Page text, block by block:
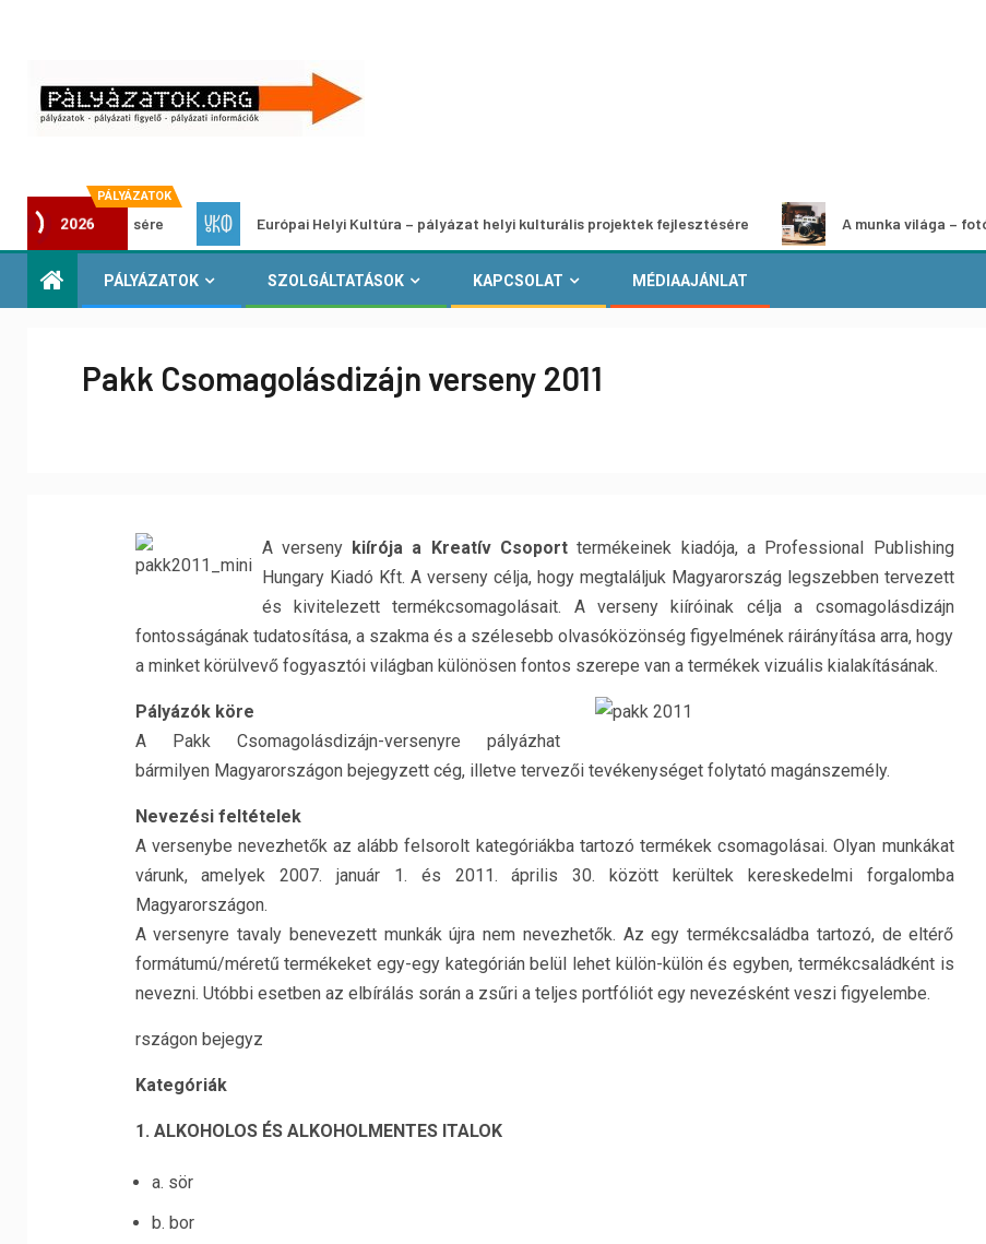
PÁLYÁZATOK
2026
erősítésére Európai Helyi Kultúra – pályázat helyi kulturális projektek fejlesztésére A munka világa – fotópályázat
PÁLYÁZATOK SZOLGÁLTATÁSOK KAPCSOLAT MÉDIAAJÁNLAT
Pakk Csomagolásdizájn verseny 2011
A verseny kiírója a Kreatív Csoporttermékeinek kiadója, a Professional Publishing
Hungary Kiadó Kft. A verseny célja, hogy megtaláljuk Magyarország legszebben tervezett
és kivitelezett termékcsomagolásait. A verseny kiíróinak célja a csomagolásdizájn
fontosságának tudatosítása, a szakma és a szélesebb olvasóközönség figyelmének ráirányítása arra, hogy
a minket körülvevő fogyasztói világban különösen fontos szerepe van a termékek vizuális kialakításának.
Pályázók köre
A Pakk Csomagolásdizájn-versenyre pályázhat
bármilyen Magyarországon bejegyzett cég, illetve tervezői tevékenységet folytató magánszemély.
Nevezési feltételek
A versenybe nevezhetők az alább felsorolt kategóriákba tartozó termékek csomagolásai. Olyan munkákat
várunk, amelyek 2007. január 1. és 2011. április 30. között kerültek kereskedelmi forgalomba
Magyarországon.
A versenyre tavaly benevezett munkák újra nem nevezhetők. Az egy termékcsaládba tartozó, de eltérő
formátumú/méretű termékeket egy-egy kategórián belül lehet külön-külön és egyben, termékcsaládként is
nevezni. Utóbbi esetben az elbírálás során a zsűri a teljes portfóliót egy nevezésként veszi figyelembe.
rszágon bejegyz
Kategóriák
1. ALKOHOLOS ÉS ALKOHOLMENTES ITALOK
a. sör
b. bor